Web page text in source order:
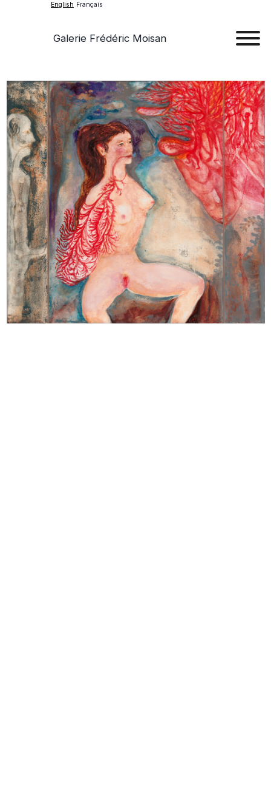
English Français
Galerie Frédéric Moisan